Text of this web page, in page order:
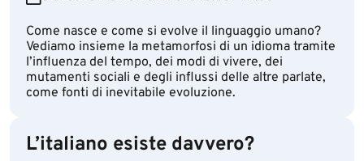
Come nasce e come si evolve il linguaggio umano?
Vediamo insieme la metamorfosi di un idioma tramite
l’influenza del tempo, dei modi di vivere, dei
mutamenti sociali e degli influssi delle altre parlate,
come fonti di inevitabile evoluzione.
L’italiano esiste davvero?